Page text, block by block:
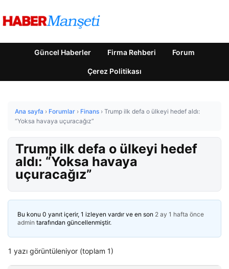
Güncel Haberler Firma Rehberi Forum
Çerez Politikası
Ana sayfa › Forumlar › Finans › Trump ilk defa o ülkeyi hedef aldı:
“Yoksa havaya uçuracağız”
Trump ilk defa o ülkeyi hedef
aldı: “Yoksa havaya
uçuracağız”
Bu konu 0 yanıt içerir, 1 izleyen vardır ve en son 2 ay 1 hafta önce
admin tarafından güncellenmiştir.
1 yazı görüntüleniyor (toplam 1)